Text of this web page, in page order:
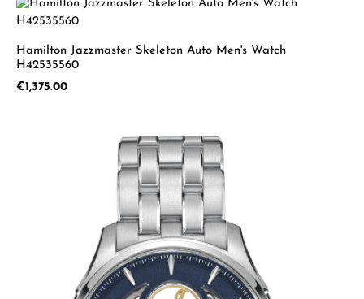
Hamilton Jazzmaster Skeleton Auto Men's Watch
H42535560
Regular price:
€1,375.00